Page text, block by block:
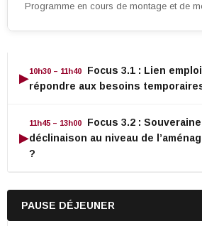
Programme en cours de montage et de
▶10h30 – 11h40
Focus 3.1 : Lien
répondre aux besoins
▶
11h45 – 13h00
Focus 3.2 :
déclinaison au niveau de
?
PAUSE DÉJEUNER